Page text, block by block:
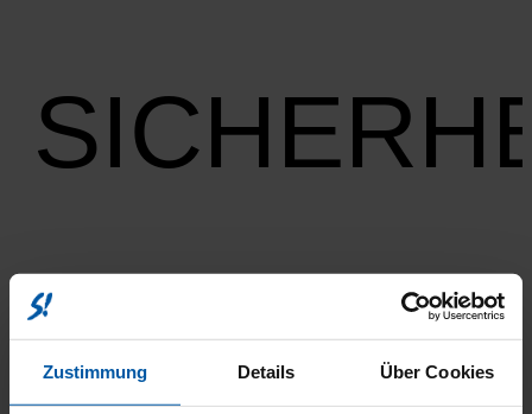
Zustimmung Details Über Cookies
UMWELT